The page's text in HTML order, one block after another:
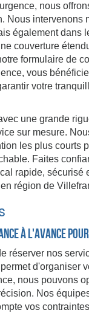
nous
Nous intervenons
également dans
couverture
formulaire de
vous
votre
une grande
sur mesure.
les plus courts
Faites
rapide, sécurisé
région de
à l'avance
réserver nos
d'organiser
nous pouvons
Nos
vos